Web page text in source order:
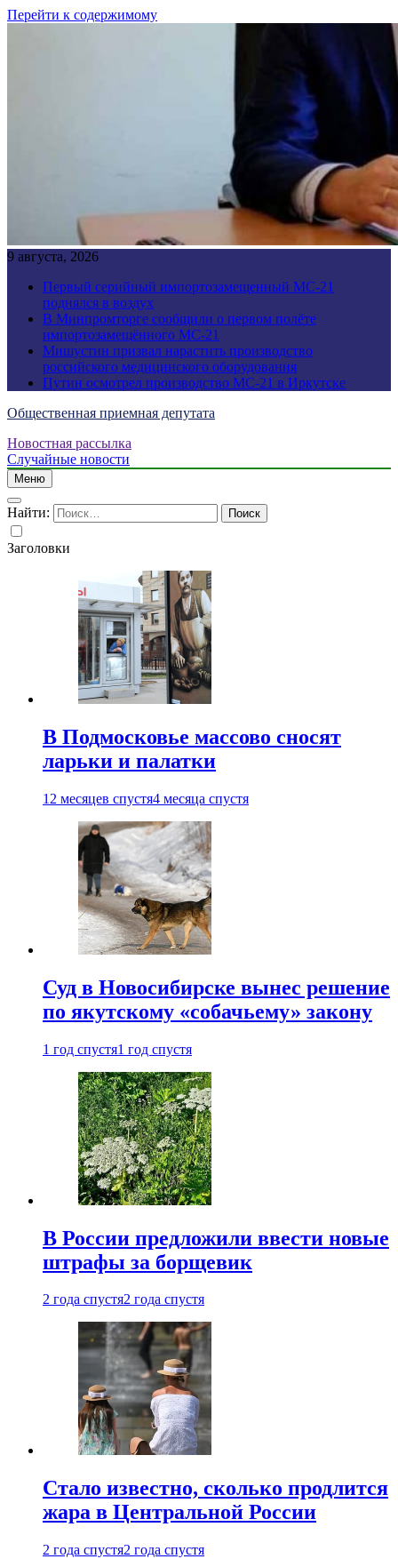
Перейти к содержимому
9 августа, 2026
Первый серийный импортозамещенный МС-21
поднялся в воздух
В Минпромторге сообщили о первом полёте
импортозамещённого МС-21
Мишустин призвал нарастить производство
российского медицинского оборудования
Путин осмотрел производство МС-21 в Иркутске
Общественная приемная депутата
Новостная рассылка
Случайные новости
Меню
Найти:
Заголовки
В Подмосковье массово сносят
ларьки и палатки
12 месяцев спустя4 месяца спустя
Суд в Новосибирске вынес решение
по якутскому «собачьему» закону
1 год спустя1 год спустя
В России предложили ввести новые
штрафы за борщевик
2 года спустя2 года спустя
Стало известно, сколько продлится
жара в Центральной России
2 года спустя2 года спустя